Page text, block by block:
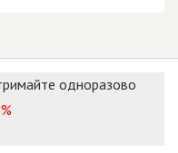
одноразово